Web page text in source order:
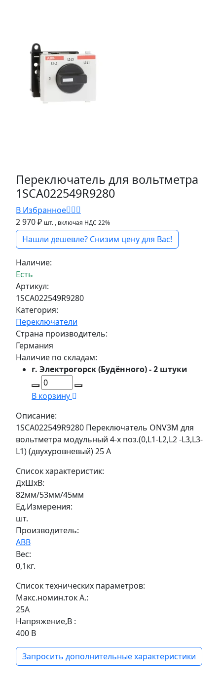
Переключатель для вольтметра
1SCA022549R9280
В Избранное
2 970 ₽ шт. , включая НДС 22%
Нашли дешевле? Снизим цену для Вас!
Наличие:
Есть
Артикул:
1SCA022549R9280
Категория:
Переключатели
Страна производитель:
Германия
Наличие по складам:
г. Электрогорск (Будённого) - 2 штуки
В корзину
Описание:
1SCA022549R9280 Переключатель ONV3М для
вольтметра модульный 4-х поз.(0,L1-L2,L2 -L3,L3-
L1) (двухуровневый) 25 А
Список характеристик:
ДxШxВ:
82мм/53мм/45мм
Ед.Измерения:
шт.
Производитель:
ABB
Вес:
0,1кг.
Список технических параметров:
Макс.номин.ток А.:
25А
Напряжение,В :
400 В
Запросить дополнительные характеристики